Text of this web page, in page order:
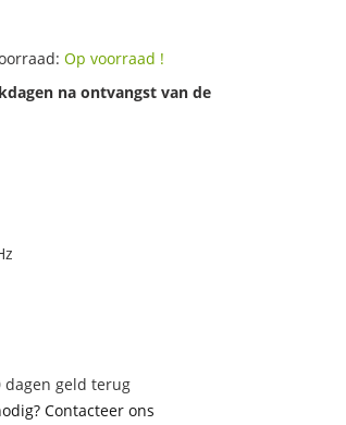
Op voorraad !
na ontvangst van de
dagen geld terug
Contacteer ons